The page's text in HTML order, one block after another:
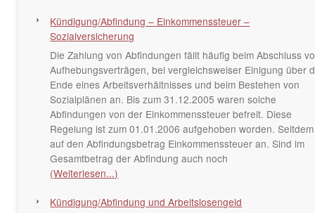
Kündigung/Abfindung – Einkommenssteuer –
Sozialversicherung
Die Zahlung von Abfindungen fällt häufig beim Abschluss
Aufhebungsverträgen, bei vergleichsweiser Einigung über
Ende eines Arbeitsverhältnisses und beim Bestehen von
Sozialplänen an. Bis zum 31.12.2005 waren solche
Abfindungen von der Einkommenssteuer befreit. Diese
Regelung ist zum 01.01.2006 aufgehoben worden.
auf den Abfindungsbetrag Einkommenssteuer an. Sind im
Gesamtbetrag der Abfindung auch noch
(Weiterlesen...)
Kündigung/Abfindung und Arbeitslosengeld